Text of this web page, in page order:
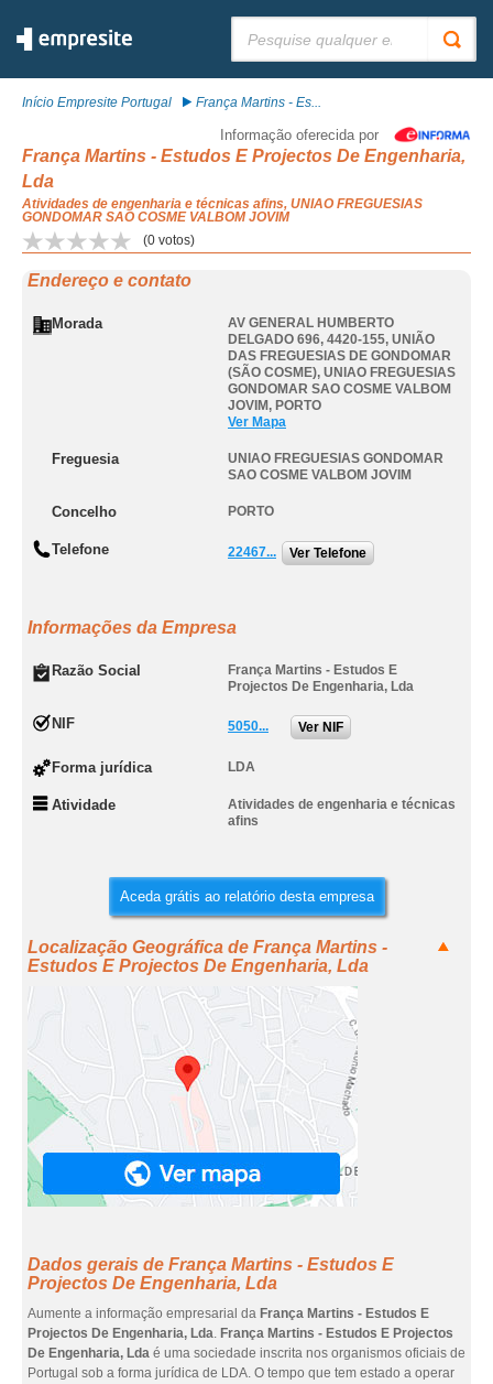
Início Empresite Portugal França Martins - Es...
Informação oferecida por
França Martins - Estudos E Projectos De Engenharia,
Lda
Atividades de engenharia e técnicas afins, UNIAO FREGUESIAS
GONDOMAR SAO COSME VALBOM JOVIM
(0 votos)
Endereço e contato
Morada
AV GENERAL HUMBERTO
DELGADO 696, 4420-155, UNIÃO
DAS FREGUESIAS DE GONDOMAR
(SÃO COSME), UNIAO FREGUESIAS
GONDOMAR SAO COSME VALBOM
JOVIM , PORTO
Ver Mapa
Freguesia
UNIAO FREGUESIAS GONDOMAR
SAO COSME VALBOM JOVIM
Concelho PORTO
Telefone 22467... Ver Telefone
Informações da Empresa
Razão Social
França Martins - Estudos E
Projectos De Engenharia, Lda
NIF 5050... Ver NIF
Forma jurídica LDA
Atividade
Atividades de engenharia e técnicas
afins
Aceda grátis ao relatório desta empresa
Localização Geográfica de França Martins -
Estudos E Projectos De Engenharia, Lda
Dados gerais de França Martins - Estudos E
Projectos De Engenharia, Lda
Aumente a informação empresarial da França Martins - Estudos E
Projectos De Engenharia, Lda. França Martins - Estudos E Projectos
De Engenharia, Lda é uma sociedade inscrita nos organismos oficiais de
Portugal sob a forma jurídica de LDA. O tempo que tem estado a operar